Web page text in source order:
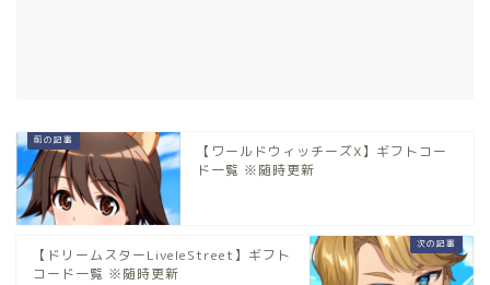
【ワールドウィッチーズX】ギフトコー
ド一覧 ※随時更新
【ドリームスターLiveleStreet】ギフト
コード一覧 ※随時更新